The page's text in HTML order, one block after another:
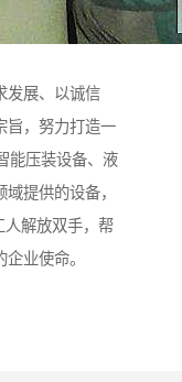
发展、以诚信
旨，努力打造一
能压装设备、液
提供的设备，
人解放双手，帮
业使命。